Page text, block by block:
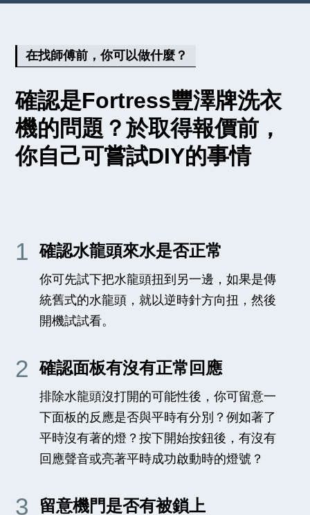
在找師傅前，你可以做什麼？
確認是Fortress豐澤牌洗衣
機的問題？於取得報價前，
你自己可嘗試DIY的事情
1 確認水龍頭來水是否正常
你可先試下把水龍頭扭到另一邊，如果是傳
統舊式的水龍頭，就以逆時針方向扭，然後
開機試試看。
2 確認面板有沒有正常回應
排除水龍頭沒打開的可能性後，你可留意一
下面板的反應是否與平時有分別？例如著了
平時沒有著的燈？按下開始按鈕後，有沒有
回應聲音或亮著平時成功啟動時的燈號？
3 留意機門是否有被鎖上